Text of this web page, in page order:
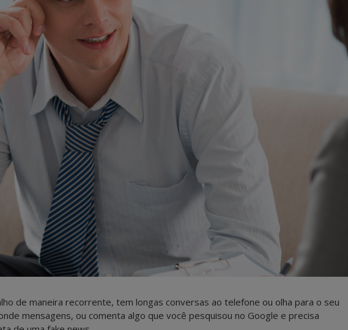
de maneira recorrente, tem longas conversas ao telefone ou olha para o seu
mensagens, ou comenta algo que você pesquisou no Google e precisa